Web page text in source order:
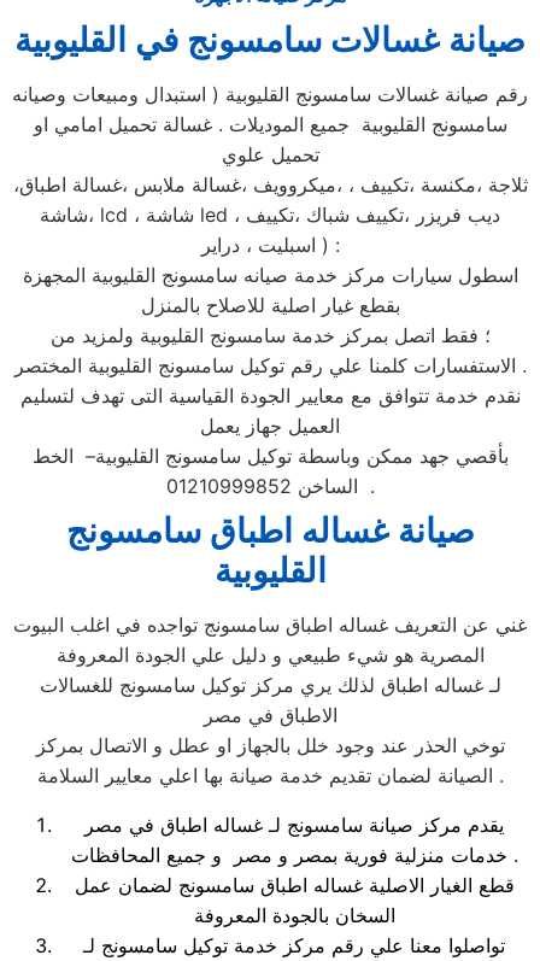
صيانة غسالات سامسونج في القليوبية
رقم صيانة غسالات سامسونج القليوبية ( استبدال ومبيعات وصيانه
سامسونج القليوبية جميع الموديلات . غسالة تحميل امامي او
تحميل علوي
،ثلاجة ،مكنسة ،تكييف ، ،ميكروويف ،غسالة ملابس ،غسالة اطباق
،شاشة lcd ، شاشة led ، ديب فريزر ،تكييف شباك ،تكييف
اسبليت ، دراير ) :
اسطول سيارات مركز خدمة صيانه سامسونج القليوبية المجهزة
بقطع غيار اصلية للاصلاح بالمنزل
؛ فقط اتصل بمركز خدمة سامسونج القليوبية ولمزيد من
الاستفسارات كلمنا علي رقم توكيل سامسونج القليوبية المختصر .
نقدم خدمة تتوافق مع معايير الجودة القياسية التى تهدف لتسليم
العميل جهاز يعمل
بأقصي جهد ممكن وباسطة توكيل سامسونج القليوبية– الخط
الساخن 01210999852 .
صيانة غساله اطباق سامسونج
القليوبية
غني عن التعريف غساله اطباق سامسونج تواجده في اغلب البيوت
المصرية هو شيء طبيعي و دليل علي الجودة المعروفة
لـ غساله اطباق لذلك يري مركز توكيل سامسونج للغسالات
الاطباق في مصر
توخي الحذر عند وجود خلل بالجهاز او عطل و الاتصال بمركز
الصيانة لضمان تقديم خدمة صيانة بها اعلي معايير السلامة .
يقدم مركز صيانة سامسونج لـ غساله اطباق في مصر
خدمات منزلية فورية بمصر و مصر و جميع المحافظات .
قطع الغيار الاصلية غساله اطباق سامسونج لضمان عمل
السخان بالجودة المعروفة
تواصلوا معنا علي رقم مركز خدمة توكيل سامسونج لـ